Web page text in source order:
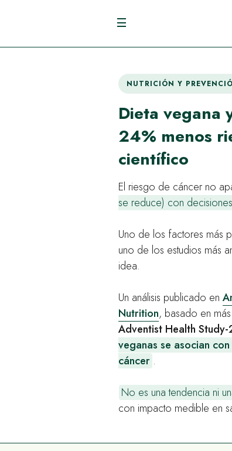
NUTRICIÓN Y
Dieta vegana
24% menos
científico
El riesgo de cáncer no
se reduce) con
Uno de los factores más
uno de los estudios más
idea.
Un análisis publicado en
Nutrition, basado en
Adventist Health Study-
veganas se asocian
cáncer .
No es una tendencia ni
con impacto medible en